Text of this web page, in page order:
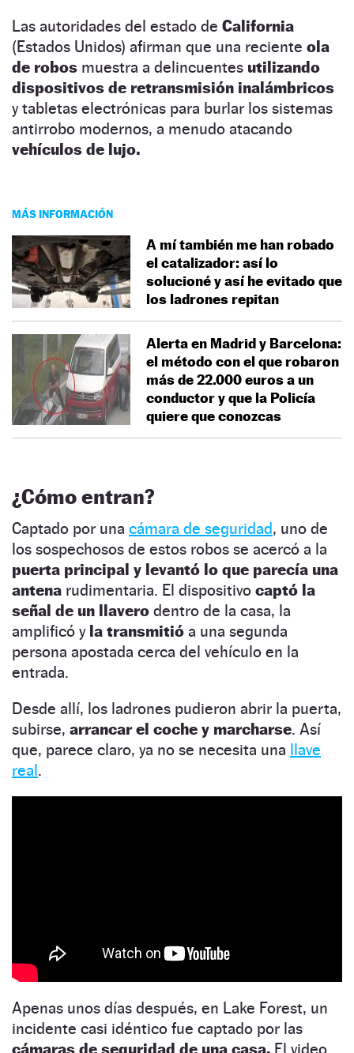
Las autoridades del estado de California
(Estados Unidos) afirman que una reciente ola
de robos muestra a delincuentes utilizando
dispositivos de retransmisión inalámbricos
y tabletas electrónicas para burlar los sistemas
antirrobo modernos, a menudo atacando
vehículos de lujo.
MÁS INFORMACIÓN
A mí también me han robado
el catalizador: así lo
solucioné y así he evitado que
los ladrones repitan
Alerta en Madrid y Barcelona:
el método con el que robaron
más de 22.000 euros a un
conductor y que la Policía
quiere que conozcas
¿Cómo entran?
Captado por una cámara de seguridad, uno de
los sospechosos de estos robos se acercó a la
puerta principal y levantó lo que parecía una
antena rudimentaria. El dispositivo captó la
señal de un llavero dentro de la casa, la
amplificó yla transmitió a una segunda
persona apostada cerca del vehículo en la
entrada.
Desde allí, los ladrones pudieron abrir la puerta,
subirse, arrancar el coche y marcharse. Así
que, parece claro, ya no se necesita una llave
real.
Apenas unos días después, en Lake Forest, un
incidente casi idéntico fue captado por las
cámaras de seguridad de una casa. El video